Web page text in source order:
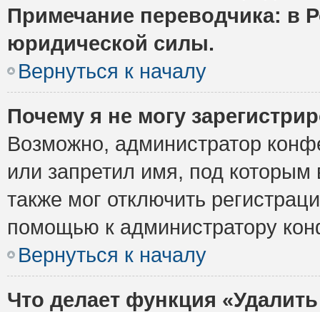
Примечание переводчика: в
юридической силы.
Вернуться к началу
Почему я не могу
Возможно, администратор
или запретил имя, под которым
также мог отключить
помощью к администратору
Вернуться к началу
Что делает функция